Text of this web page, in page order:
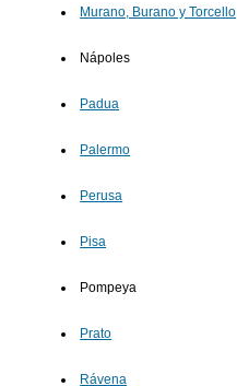
Murano, Burano y Torcello
Nápoles
Padua
Palermo
Perusa
Pisa
Pompeya
Prato
Rávena